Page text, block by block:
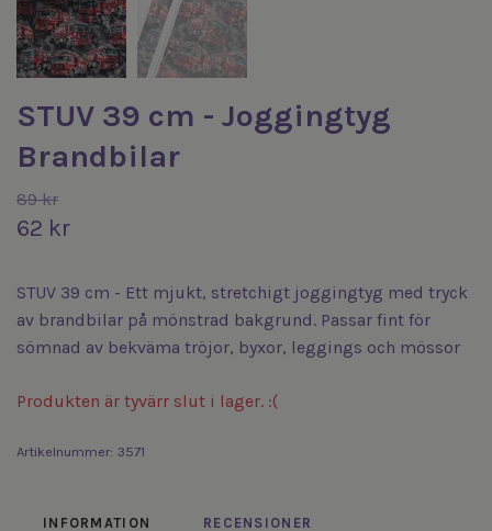
STUV 39 cm - Joggingtyg
Brandbilar
89 kr
62 kr
STUV 39 cm - Ett mjukt, stretchigt joggingtyg med tryck
av brandbilar på mönstrad bakgrund. Passar fint för
sömnad av bekväma tröjor, byxor, leggings och mössor
Produkten är tyvärr slut i lager. :(
Artikelnummer: 3571
INFORMATION RECENSIONER